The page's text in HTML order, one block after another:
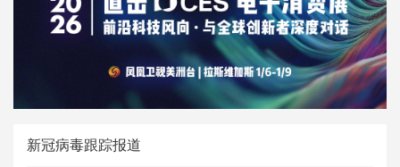
新冠病毒跟踪报道